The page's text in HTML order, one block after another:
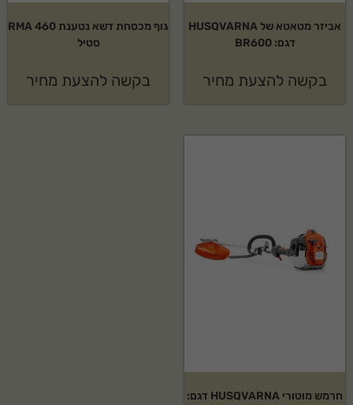
אביזר מטאטא של HUSQVARNA
דגם: BR600
בקשה להצעת מחיר
גוף מכסחת דשא נטענת RMA 460
סטיל
בקשה להצעת מחיר
חרמש מוטורי HUSQVARNA דגם: